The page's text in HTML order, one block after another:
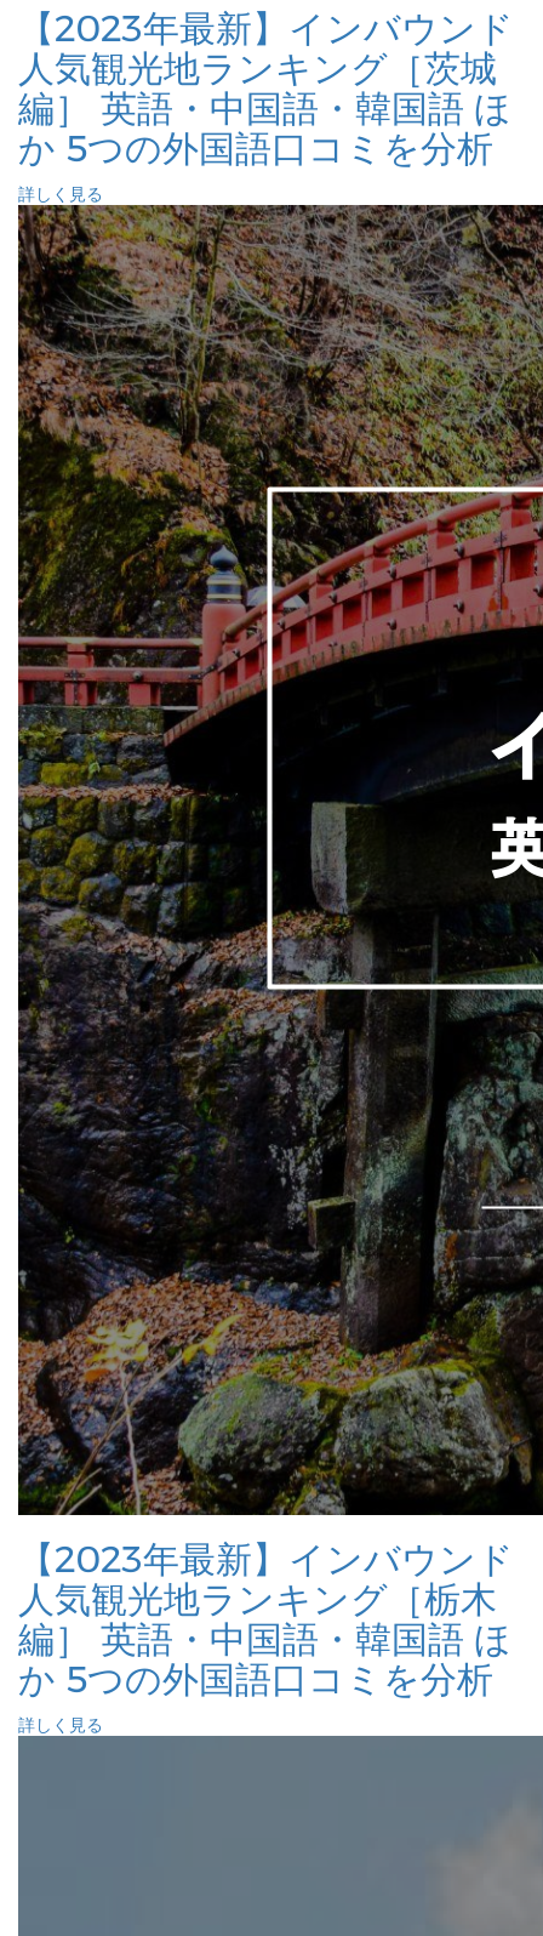
【2023年最新】インバウンド
人気観光地ランキング［茨城
編］ 英語・中国語・韓国語 ほ
か 5つの外国語口コミを分析
詳しく見る
【2023年最新】インバウンド
人気観光地ランキング［栃木
編］ 英語・中国語・韓国語 ほ
か 5つの外国語口コミを分析
詳しく見る